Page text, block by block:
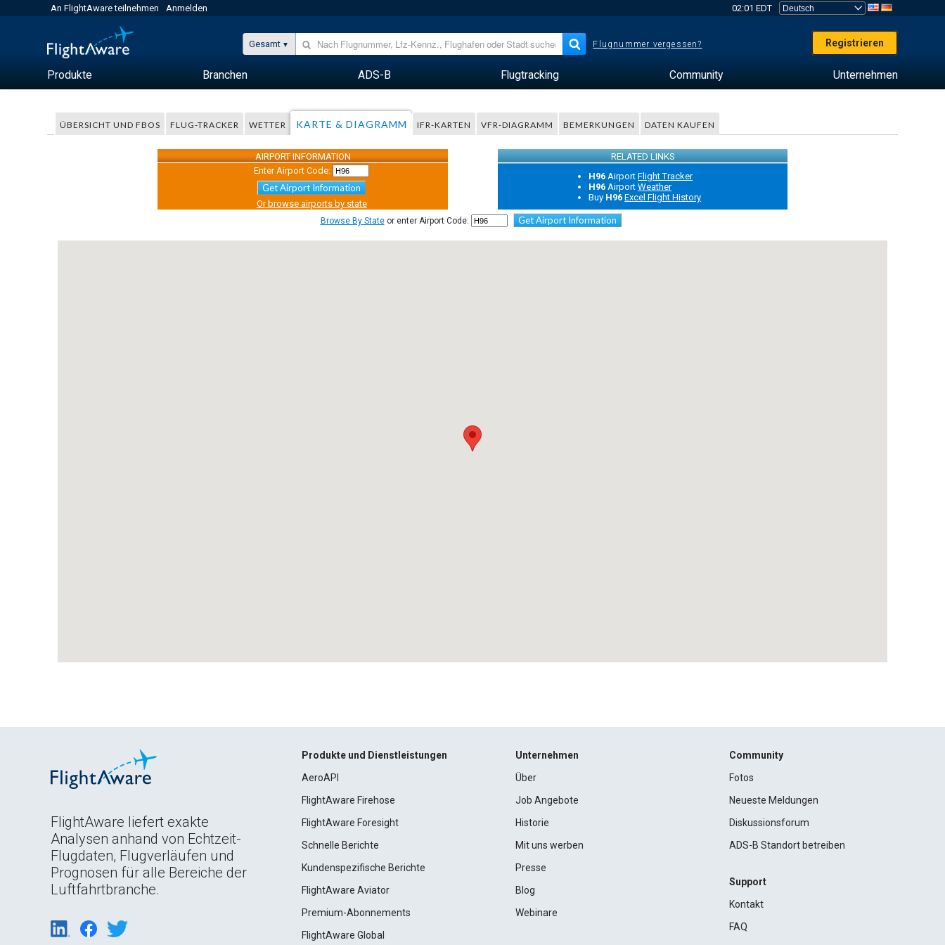
An FlightAware teilnehmen Anmelden 02:01 EDT
Gesamt Flugnummer vergessen? Registrieren
Produkte Branchen ADS-B Flugtracking Community Unternehmen
ÜBERSICHT UND FBOS FLUG-TRACKER WETTER KARTE & DIAGRAMM IFR-KARTEN VFR-DIAGRAMM BEMERKUNGEN DATEN KAUFEN
AIRPORT INFORMATION
RELATED LINKS
Enter Airport Code:
Get Airport Information
Or browse airports by state
H96 AirportFlight Tracker
H96 AirportWeather
Buy H96 Excel Flight History
Browse By Stateor enter Airport Code: Get Airport Information
FlightAware liefert exakte
Analysen anhand von Echtzeit-
Flugdaten, Flugverläufen und
Prognosen für alle Bereiche der
Luftfahrtbranche.
Produkte und Dienstleistungen
AeroAPI
FlightAware Firehose
FlightAware Foresight
Schnelle Berichte
Kundenspezifische Berichte
FlightAware Aviator
Premium-Abonnements
FlightAware Global
Unternehmen
Über
Job Angebote
Historie
Mit uns werben
Presse
Blog
Webinare
Community
Fotos
Neueste Meldungen
Diskussionsforum
ADS-B Standort betreiben
Support
Kontakt
FAQ